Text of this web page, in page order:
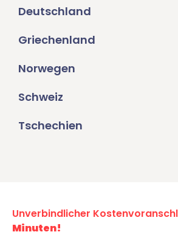
Deutschland
Griechenland
Norwegen
Schweiz
Tschechien
Unverbindlicher
Minuten!